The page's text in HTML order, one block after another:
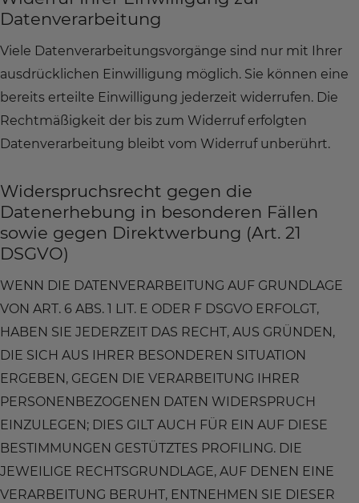
Datenverarbeitung
Viele Datenverarbeitungsvorgänge sind nur mit Ihrer
ausdrücklichen Einwilligung möglich. Sie können eine
bereits erteilte Einwilligung jederzeit widerrufen. Die
Rechtmäßigkeit der bis zum Widerruf erfolgten
Datenverarbeitung bleibt vom Widerruf unberührt.
Widerspruchsrecht gegen die
Datenerhebung in besonderen Fällen
sowie gegen Direktwerbung (Art. 21
DSGVO)
WENN DIE DATENVERARBEITUNG AUF GRUNDLAGE
VON ART. 6 ABS. 1 LIT. E ODER F DSGVO ERFOLGT,
HABEN SIE JEDERZEIT DAS RECHT, AUS GRÜNDEN,
DIE SICH AUS IHRER BESONDEREN SITUATION
ERGEBEN, GEGEN DIE VERARBEITUNG IHRER
PERSONENBEZOGENEN DATEN WIDERSPRUCH
EINZULEGEN; DIES GILT AUCH FÜR EIN AUF DIESE
BESTIMMUNGEN GESTÜTZTES PROFILING. DIE
JEWEILIGE RECHTSGRUNDLAGE, AUF DENEN EINE
VERARBEITUNG BERUHT, ENTNEHMEN SIE DIESER